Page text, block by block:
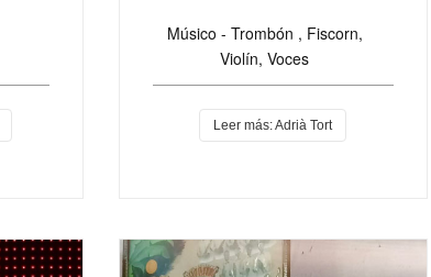
Músico - Trombón , Fiscorn,
Violín, Voces
Leer más: Adrià Tort